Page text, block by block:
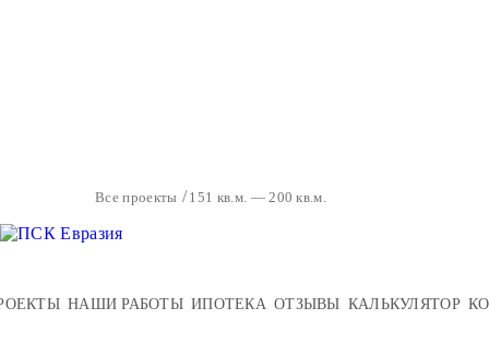
Все проекты 151 кв.м. — 200 кв.м.
НАШИ РАБОТЫ ИПОТЕКА ОТЗЫВЫ КАЛЬКУЛЯТОР